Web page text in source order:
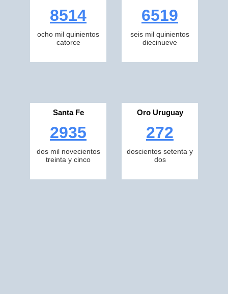
8514
ocho mil quinientos
catorce
6519
seis mil quinientos
diecinueve
Santa Fe
2935
dos mil novecientos
treinta y cinco
Oro Uruguay
272
doscientos setenta y
dos